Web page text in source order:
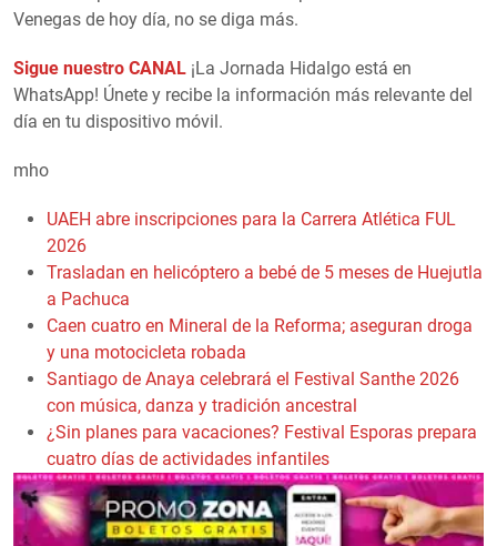
Venegas de hoy día, no se diga más.
Sigue nuestro CANAL ¡La Jornada Hidalgo está en
WhatsApp! Únete y recibe la información más relevante del
día en tu dispositivo móvil.
mho
UAEH abre inscripciones para la Carrera Atlética FUL
2026
Trasladan en helicóptero a bebé de 5 meses de Huejutla
a Pachuca
Caen cuatro en Mineral de la Reforma; aseguran droga
y una motocicleta robada
Santiago de Anaya celebrará el Festival Santhe 2026
con música, danza y tradición ancestral
¿Sin planes para vacaciones? Festival Esporas prepara
cuatro días de actividades infantiles